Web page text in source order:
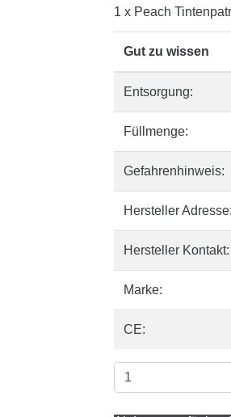
1 x Peach
Gut zu wissen
Entsorgung:
Füllmenge:
Gefahrenhinweis:
Hersteller Adresse:
Hersteller Kontakt:
Marke:
CE: